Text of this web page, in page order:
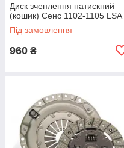
Диск зчеплення натискний
(кошик) Сенс 1102-1105 LSA
Під замовлення
960 ₴